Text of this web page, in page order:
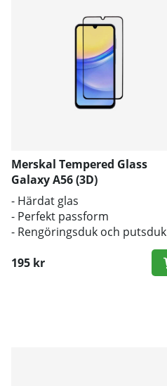
Merskal Tempered Glass
Galaxy A56 (3D)
- Härdat glas
- Perfekt passform
- Rengöringsduk och putsduk
195 kr